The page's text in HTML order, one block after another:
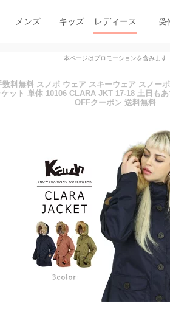
メンズ キッズ レディース 受
本ページはプロモーションを含みます
数料無料 スノボ ウェア スキーウェア スノー
ット 単体 10106 CLARA JKT 17-18 土日も
OFFクーポン 送料無料